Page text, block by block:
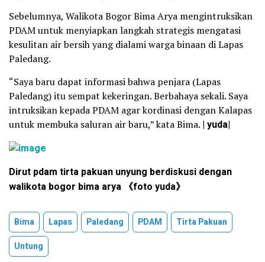
Sebelumnya, Walikota Bogor Bima Arya mengintruksikan
PDAM untuk menyiapkan langkah strategis mengatasi
kesulitan air bersih yang dialami warga binaan di Lapas
Paledang.
“Saya baru dapat informasi bahwa penjara (Lapas
Paledang) itu sempat kekeringan. Berbahaya sekali. Saya
intruksikan kepada PDAM agar kordinasi dengan Kalapas
untuk membuka saluran air baru,” kata Bima. | yuda|
Dirut pdam tirta pakuan unyung berdiskusi dengan
walikota bogor bima arya 《foto yuda》
Bima Lapas Paledang PDAM
Tirta Pakuan
Untung